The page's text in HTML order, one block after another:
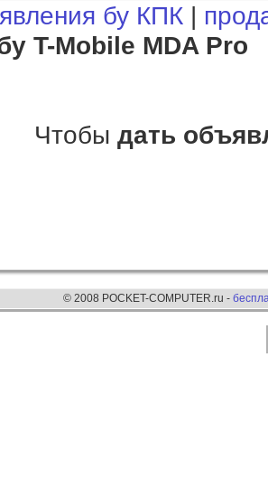
бу КПК |
T-Mobile MDA Pro
Чтобы дать
© 2008 POCKET-COMPUTER.ru -